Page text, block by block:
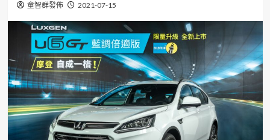
童智群發佈 2021-07-15